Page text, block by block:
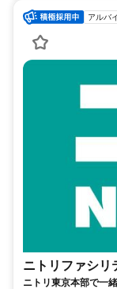
アルバ
ニトリファシ
ニトリ東京本部で一